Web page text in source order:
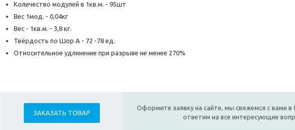
Количество модулей в 1кв.м. - 95шт
Вес 1мод. - 0,04кг
Вес - 1кв.м. - 3,8 кг.
Твёрдость по Шор А - 72 -78 ед.
Относительное удлинение при разрыве не менее 270%
ЗАКАЗАТЬ ТОВАР
Оформите заявку на сайте, мы свяжемся с вами
ответим на все интересующие